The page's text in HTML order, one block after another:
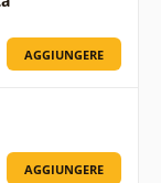
AGGIUNGERE
AGGIUNGERE